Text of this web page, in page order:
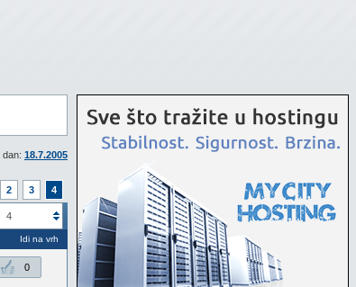
dan: 18.7.2005
2 3 4
4
Idi na vrh
0